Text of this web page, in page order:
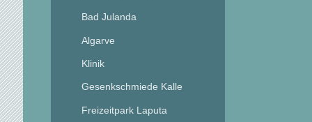
Bad Julanda
Algarve
Klinik
Gesenkschmiede Kalle
Freizeitpark Laputa